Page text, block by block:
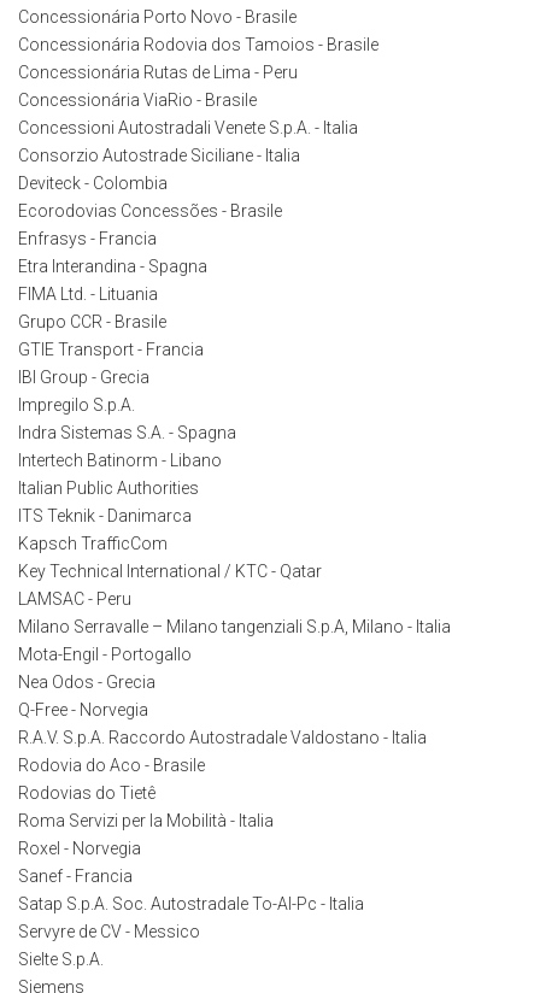
Concessionária Porto Novo - Brasile
Concessionária Rodovia dos Tamoios - Brasile
Concessionária Rutas de Lima - Peru
Concessionária ViaRio - Brasile
Concessioni Autostradali Venete S.p.A. - Italia
Consorzio Autostrade Siciliane - Italia
Deviteck - Colombia
Ecorodovias Concessões - Brasile
Enfrasys - Francia
Etra Interandina - Spagna
FIMA Ltd. - Lituania
Grupo CCR - Brasile
GTIE Transport - Francia
IBI Group - Grecia
Impregilo S.p.A.
Indra Sistemas S.A. - Spagna
Intertech Batinorm - Libano
Italian Public Authorities
ITS Teknik - Danimarca
Kapsch TrafficCom
Key Technical International / KTC - Qatar
LAMSAC - Peru
Milano Serravalle – Milano tangenziali S.p.A, Milano - Italia
Mota-Engil - Portogallo
Nea Odos - Grecia
Q-Free - Norvegia
R.A.V. S.p.A. Raccordo Autostradale Valdostano - Italia
Rodovia do Aco - Brasile
Rodovias do Tietê
Roma Servizi per la Mobilità - Italia
Roxel - Norvegia
Sanef - Francia
Satap S.p.A. Soc. Autostradale To-Al-Pc - Italia
Servyre de CV - Messico
Sielte S.p.A.
Siemens